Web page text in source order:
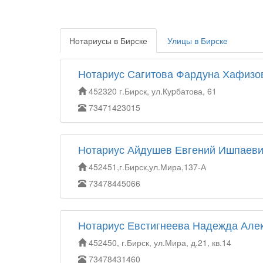
Нотариусы в Бирске Улицы в Бирске
Нотариус Сагитова Фардуна
452320 г.Бирск, ул.Куpбатова, 61
73471423015
Нотариус Айдушев Евгений
452451,г.Бирск,ул.Мира,137-А
73478445066
Нотариус Евстигнеева Надежда
452450, г.Бирск, ул.Мира, д.21, кв.14
73478431460